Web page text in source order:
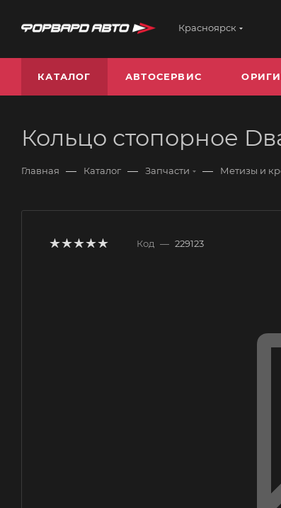
Красноярск
КАТАЛОГ АВТОСЕРВИС
Кольцо стопорное
Главная — Каталог — Запчасти — Метизы и
Код — 229123